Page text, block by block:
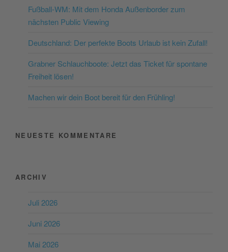
Mehr Informationen
powered by
Consent Management
Fußball-WM: Mit dem Honda Außenborder zum
nächsten Public Viewing
Deutschland: Der perfekte Boots Urlaub ist kein Zufall!
Grabner Schlauchboote: Jetzt das Ticket für spontane
Freiheit lösen!
Machen wir dein Boot bereit für den Frühling!
NEUESTE KOMMENTARE
ARCHIV
Juli 2026
Juni 2026
Mai 2026